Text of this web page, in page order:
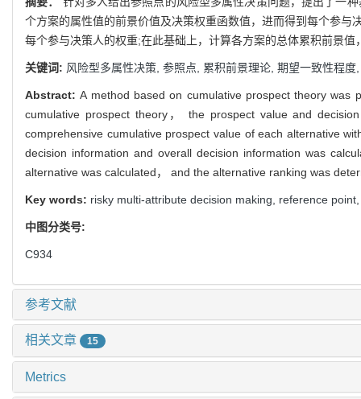
摘要/Abstract
个方案的属性值的前景价值及决策权重函数值，进而得到每个参
每个参与决策人的权重;在此基础上，计算各方案的总体累积前景
关键词:风险型多属性决策,参照点,累积前景理论,期望一致性程
Abstract: A method based on cumulative prospect theory
cumulative prospect theory， the prospect value and
decision information and overall decision information was
alternative was calculated， and the alternative ranking was
Key words:
C934
参考文献
相关文章 15